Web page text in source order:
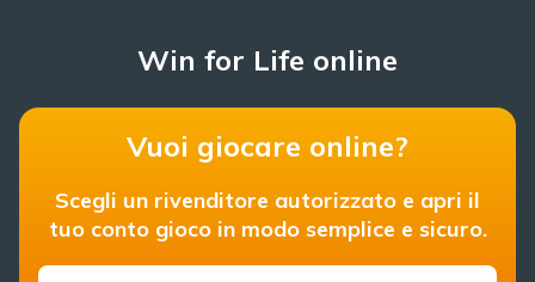
Win for Life online
Vuoi giocare online?
Scegli un rivenditore autorizzato e apri il
tuo conto gioco in modo semplice e sicuro.